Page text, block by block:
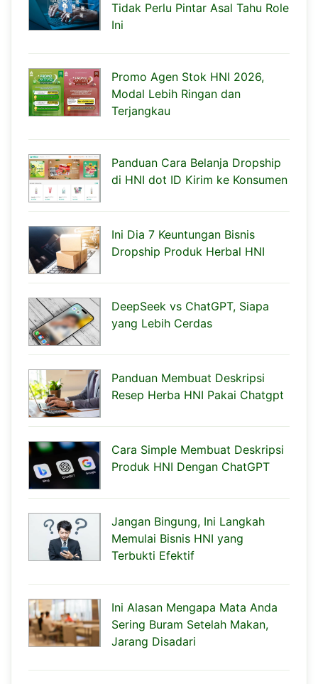
Tidak Perlu Pintar Asal Tahu Role
Ini
Promo Agen Stok HNI 2026,
Modal Lebih Ringan dan
Terjangkau
Panduan Cara Belanja Dropship
di HNI dot ID Kirim ke Konsumen
Ini Dia 7 Keuntungan Bisnis
Dropship Produk Herbal HNI
DeepSeek vs ChatGPT, Siapa
yang Lebih Cerdas
Panduan Membuat Deskripsi
Resep Herba HNI Pakai Chatgpt
Cara Simple Membuat Deskripsi
Produk HNI Dengan ChatGPT
Jangan Bingung, Ini Langkah
Memulai Bisnis HNI yang
Terbukti Efektif
Ini Alasan Mengapa Mata Anda
Sering Buram Setelah Makan,
Jarang Disadari